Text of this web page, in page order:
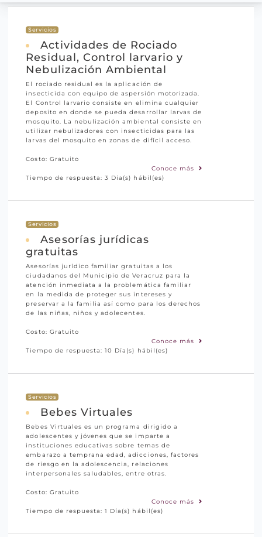
Servicios
Actividades de Rociado
Residual, Control larvario y
Nebulización Ambiental
El rociado residual es la aplicación de
insecticida con equipo de aspersión motorizada.
El Control larvario consiste en elimina cualquier
deposito en donde se pueda desarrollar larvas de
mosquito. La nebulización ambiental consiste en
utilizar nebulizadores con insecticidas para las
larvas del mosquito en zonas de difícil acceso.
Costo: Gratuito
Conoce más
Tiempo de respuesta: 3 Día(s) hábil(es)
Servicios
Asesorías jurídicas
gratuitas
Asesorías jurídico familiar gratuitas a los
ciudadanos del Municipio de Veracruz para la
atención inmediata a la problemática familiar
en la medida de proteger sus intereses y
preservar a la familia así como para los derechos
de las niñas, niños y adolecentes.
Costo: Gratuito
Conoce más
Tiempo de respuesta: 10 Día(s) hábil(es)
Servicios
Bebes Virtuales
Bebes Virtuales es un programa dirigido a
adolescentes y jóvenes que se imparte a
instituciones educativas sobre temas de
embarazo a temprana edad, adicciones, factores
de riesgo en la adolescencia, relaciones
interpersonales saludables, entre otras.
Costo: Gratuito
Conoce más
Tiempo de respuesta: 1 Día(s) hábil(es)